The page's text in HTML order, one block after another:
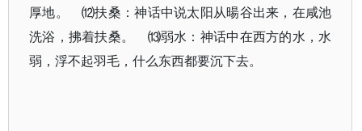
厚地。 ⑿扶桑：神话中说太阳从暘谷出来，在咸池
洗浴，拂着扶桑。 ⒀弱水：神话中在西方的水，水
弱，浮不起羽毛，什么东西都要沉下去。